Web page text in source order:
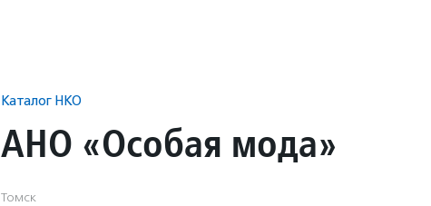
Каталог НКО
АНО «Особая мода»
Томск